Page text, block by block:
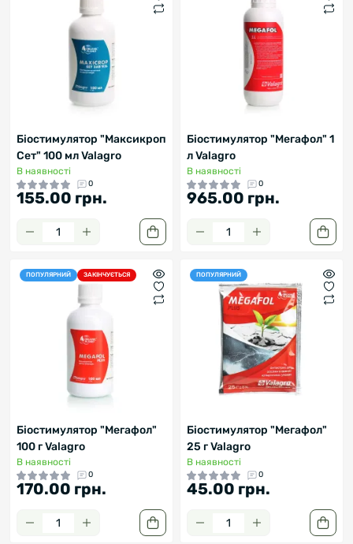
Біостимулятор "Максикроп
Сет" 100 мл Valagro
В наявності
0
155.00 грн.
Біостимулятор "Мегафол" 1
л Valagro
В наявності
0
965.00 грн.
ПОПУЛЯРНИЙ ЗАКІНЧУЄТЬСЯ
Біостимулятор "Мегафол"
100 г Valagro
В наявності
0
170.00 грн.
ПОПУЛЯРНИЙ
Біостимулятор "Мегафол"
25 г Valagro
В наявності
0
45.00 грн.